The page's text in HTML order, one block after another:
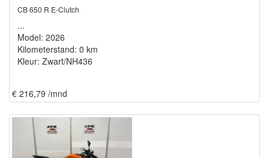
CB 650 R E-Clutch
...
Model: 2026
Kilometerstand: 0 km
Kleur: Zwart/NH436
€ 216,79 /mnd